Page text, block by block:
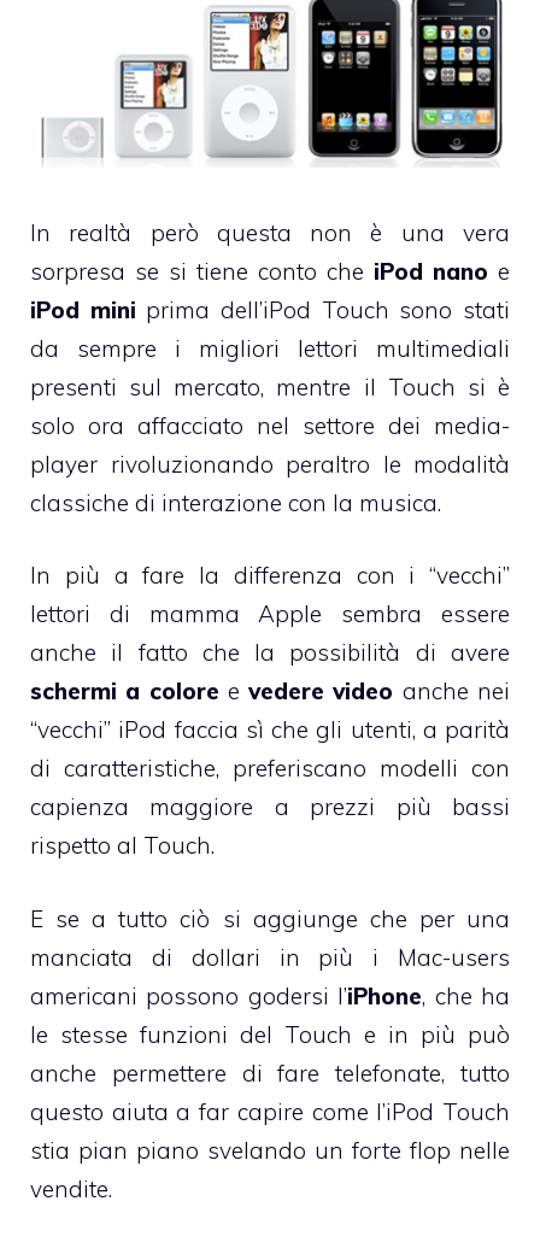
In realtà però questa non è una vera
sorpresa se si tiene conto che iPod nano e
iPod mini prima dell’iPod Touch sono stati
da sempre i migliori lettori multimediali
presenti sul mercato, mentre il Touch si è
solo ora affacciato nel settore dei media-
player rivoluzionando peraltro le modalità
classiche di interazione con la musica.
In più a fare la differenza con i “vecchi”
lettori di mamma Apple sembra essere
anche il fatto che la possibilità di avere
schermi a colore evedere video anche nei
“vecchi” iPod faccia sì che gli utenti, a parità
di caratteristiche, preferiscano modelli con
capienza maggiore a prezzi più bassi
rispetto al Touch.
E se a tutto ciò si aggiunge che per una
manciata di dollari in più i Mac-users
americani possono godersi l’iPhone, che ha
le stesse funzioni del Touch e in più può
anche permettere di fare telefonate, tutto
questo aiuta a far capire come l’iPod Touch
stia pian piano svelando un forte flop nelle
vendite.